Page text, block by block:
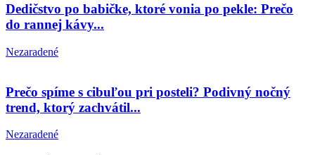
Dedičstvo po babičke, ktoré vonia po pekle: Prečo
do rannej kávy...
Nezaradené
Prečo spíme s cibuľou pri posteli? Podivný nočný
trend, ktorý zachvátil...
Nezaradené